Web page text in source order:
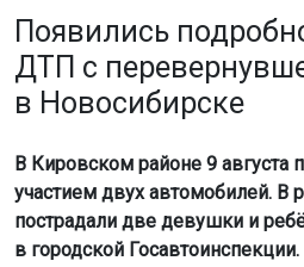
Появились
ДТП с
в Новосибирске
В Кировском районе 9 августа
участием двух автомобилей. В
пострадали две девушки и
в городской Госавтоинспекции.